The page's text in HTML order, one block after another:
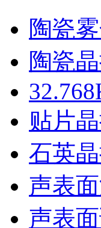
陶瓷
陶瓷
贴片
石英
声表
声表